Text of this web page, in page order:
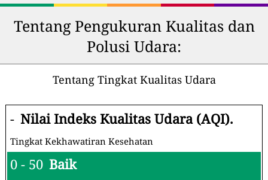
Tentang Pengukuran Kualitas dan
Polusi Udara:
Tentang Tingkat Kualitas Udara
- Nilai Indeks Kualitas Udara (AQI).
Tingkat Kekhawatiran Kesehatan
0 - 50 Baik